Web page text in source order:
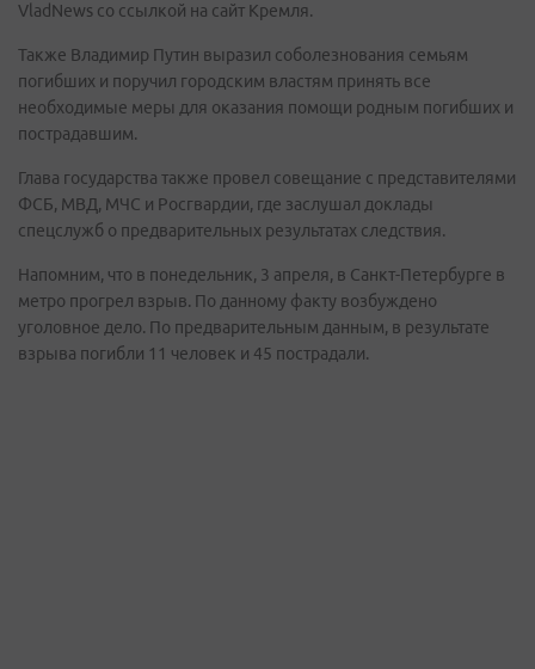
VladNews со ссылкой на сайт Кремля.
Также Владимир Путин выразил соболезнования семьям
погибших и поручил городским властям принять все
необходимые меры для оказания помощи родным погибших и
пострадавшим.
Глава государства также провел совещание с представителями
ФСБ, МВД, МЧС и Росгвардии, где заслушал доклады
спецслужб о предварительных результатах следствия.
Напомним, что в понедельник, 3 апреля, в Санкт-Петербурге в
метро прогрел взрыв. По данному факту возбуждено
уголовное дело. По предварительным данным, в результате
взрыва погибли 11 человек и 45 пострадали.